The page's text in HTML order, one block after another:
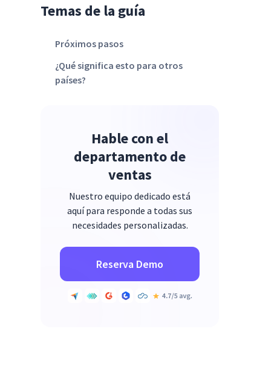
Temas de la guía
Próximos pasos
¿Qué significa esto para otros
países?
Hable con el
departamento de
ventas
Nuestro equipo dedicado está
aquí para responde a todas sus
necesidades personalizadas.
Reserva Demo